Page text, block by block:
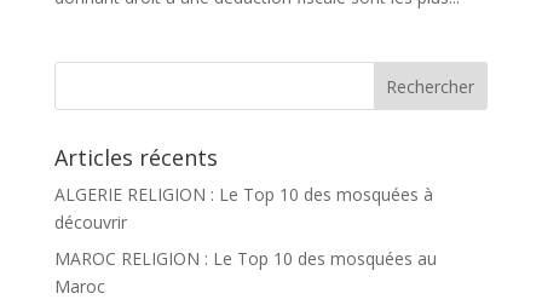
Articles récents
ALGERIE RELIGION : Le Top 10 des mosquées à
découvrir
MAROC RELIGION : Le Top 10 des mosquées au
Maroc